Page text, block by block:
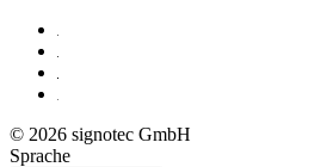
© 2026 signotec GmbH
Sprache